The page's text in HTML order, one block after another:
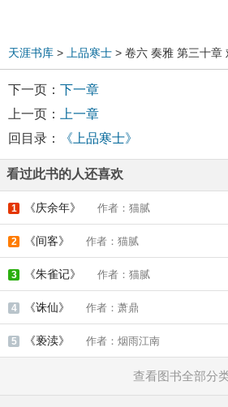
天涯书库 > 上品寒士 > 卷六 奏雅 第三十章
下一页： 下一章
上一页：
上一章
回目录：
《上品寒士》
看过此书的人还喜欢
1 《庆余年》 作者：猫腻
2 《间客》 作者：猫腻
3 《朱雀记》 作者：猫腻
4 《诛仙》 作者：萧鼎
5 《亵渎》 作者：烟雨江南
查看图书全部分